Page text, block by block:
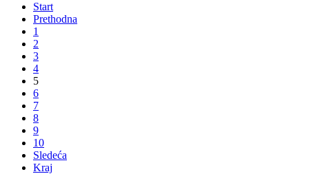
Start
Prethodna
1
2
3
4
5
6
7
8
9
10
Sledeća
Kraj